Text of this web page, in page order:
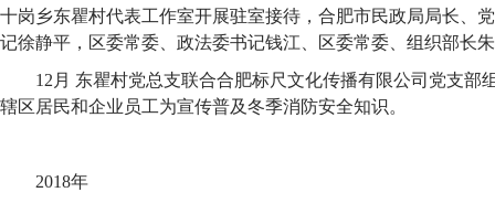
十岗乡东瞿村代表工作室开展驻室接待，合肥市民政局局长、
记徐静平，区委常委、政法委书记钱江、区委常委、组织部长
12月 东瞿村党总支联合合肥标尺文化传播有限公司党支部
辖区居民和企业员工为宣传普及冬季消防安全知识。
2018年